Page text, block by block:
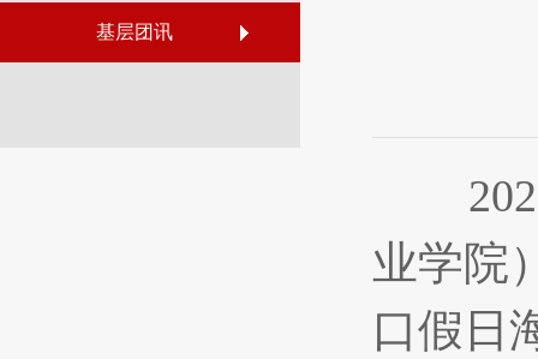
基层团讯
2025
业学院
口假日